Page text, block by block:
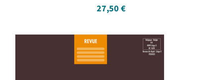
27,50 €